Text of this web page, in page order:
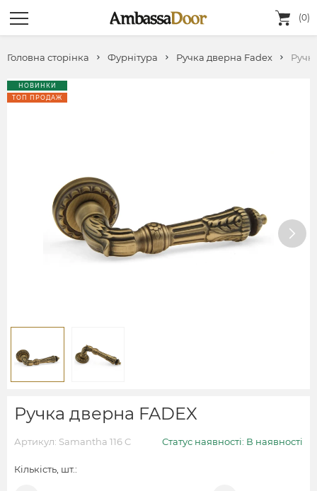
(0)
Головна сторінка Фурнітура Ручка дверна Fadeх
НОВИНКИ
ТОП ПРОДАЖ
Ручка дверна FADEX
Артикул: Samantha 116 C Статус наявності: В наявності
Кількість, шт.: